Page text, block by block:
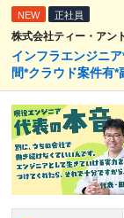
NEW 正社員
株式会社ティー・アン
インフラエンジニ
間*クラウド案件有